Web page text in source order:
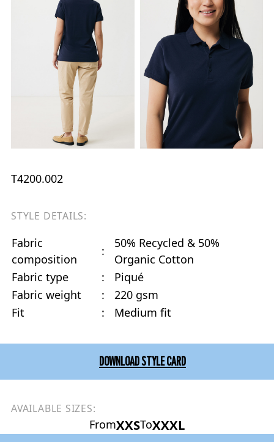
T4200.002
STYLE DETAILS:
Fabric
composition
:
50% Recycled & 50%
Organic Cotton
Fabric type
:
Piqué
Fabric weight
:
220 gsm
Fit
: Medium fit
DOWNLOAD STYLE CARD
AVAILABLE SIZES:
FromXXSToXXXL